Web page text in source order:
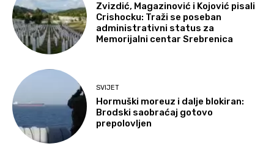
Zvizdić, Magazinović i Kojović pisali
Crishocku: Traži se poseban
administrativni status za
Memorijalni centar Srebrenica
SVIJET
Hormuški moreuz i dalje blokiran:
Brodski saobraćaj gotovo
prepolovljen